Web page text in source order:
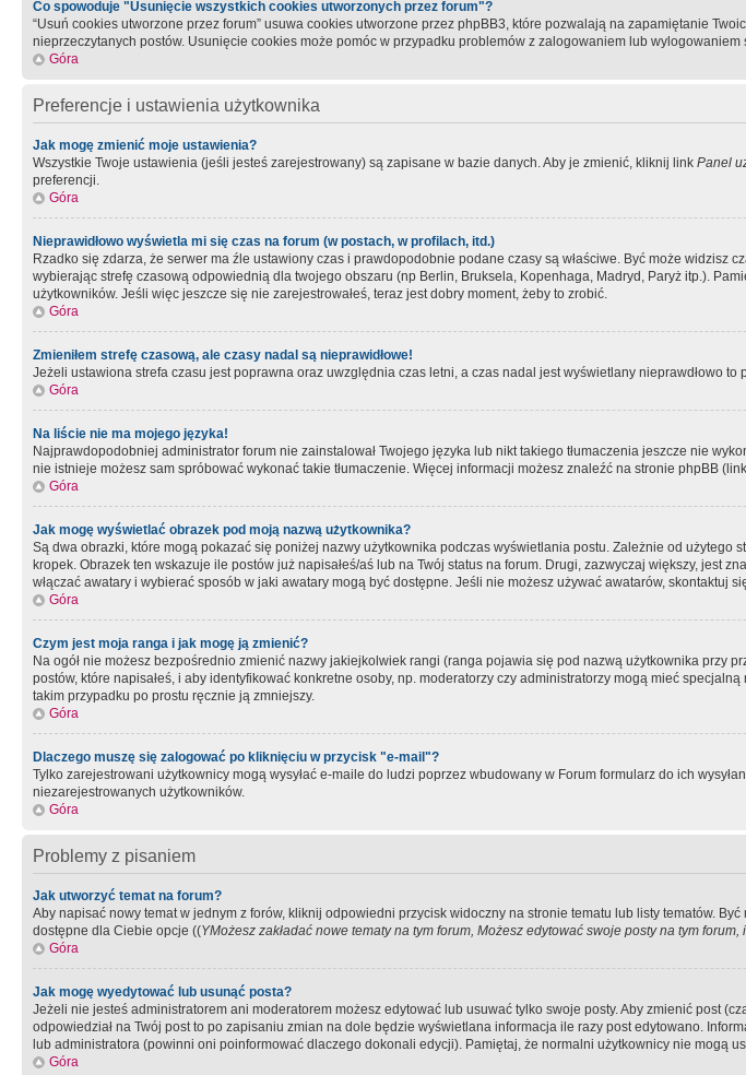
Co spowoduje "Usunięcie wszystkich cookies utworzonych przez forum"?
“Usuń cookies utworzone przez forum” usuwa cookies utworzone przez phpBB3, które pozwalają na zapamiętanie
nieprzeczytanych postów. Usunięcie cookies może pomóc w przypadku problemów z zalogowaniem lub wylogowaniem
Góra
Preferencje i ustawienia użytkownika
Jak mogę zmienić moje ustawienia?
Wszystkie Twoje ustawienia (jeśli jesteś zarejestrowany) są zapisane w bazie danych. Aby je zmienić, kliknij link Panel
preferencji.
Góra
Nieprawidłowo wyświetla mi się czas na forum (w postach, w profilach, itd.)
Rzadko się zdarza, że serwer ma źle ustawiony czas i prawdopodobnie podane czasy są właściwe. Być może
wybierając strefę czasową odpowiednią dla twojego obszaru (np Berlin, Bruksela, Kopenhaga, Madryd, Paryż itp.).
użytkowników. Jeśli więc jeszcze się nie zarejestrowałeś, teraz jest dobry moment, żeby to zrobić.
Góra
Zmieniłem strefę czasową, ale czasy nadal są nieprawidłowe!
Jeżeli ustawiona strefa czasu jest poprawna oraz uwzględnia czas letni, a czas nadal jest wyświetlany nieprawdłowo
Góra
Na liście nie ma mojego języka!
Najprawdopodobniej administrator forum nie zainstalował Twojego języka lub nikt takiego tłumaczenia jeszcze nie
nie istnieje możesz sam spróbować wykonać takie tłumaczenie. Więcej informacji możesz znaleźć na stronie phpBB
Góra
Jak mogę wyświetlać obrazek pod moją nazwą użytkownika?
Są dwa obrazki, które mogą pokazać się poniżej nazwy użytkownika podczas wyświetlania postu. Zależnie od
kropek. Obrazek ten wskazuje ile postów już napisałeś/aś lub na Twój status na forum. Drugi, zazwyczaj większy,
włączać awatary i wybierać sposób w jaki awatary mogą być dostępne. Jeśli nie możesz używać awatarów, skontaktuj
Góra
Czym jest moja ranga i jak mogę ją zmienić?
Na ogół nie możesz bezpośrednio zmienić nazwy jakiejkolwiek rangi (ranga pojawia się pod nazwą użytkownika
postów, które napisałeś, i aby identyfikować konkretne osoby, np. moderatorzy czy administratorzy mogą mieć
takim przypadku po prostu ręcznie ją zmniejszy.
Góra
Dlaczego muszę się zalogować po kliknięciu w przycisk "e-mail"?
Tylko zarejestrowani użytkownicy mogą wysyłać e-maile do ludzi poprzez wbudowany w Forum formularz do ich
niezarejestrowanych użytkowników.
Góra
Problemy z pisaniem
Jak utworzyć temat na forum?
Aby napisać nowy temat w jednym z forów, kliknij odpowiedni przycisk widoczny na stronie tematu lub listy tematów.
dostępne dla Ciebie opcje ((YMożesz zakładać nowe tematy na tym forum, Możesz edytować swoje posty na tym forum,
Góra
Jak mogę wyedytować lub usunąć posta?
Jeżeli nie jesteś administratorem ani moderatorem możesz edytować lub usuwać tylko swoje posty. Aby zmienić post
odpowiedział na Twój post to po zapisaniu zmian na dole będzie wyświetlana informacja ile razy post edytowano.
lub administratora (powinni oni poinformować dlaczego dokonali edycji). Pamiętaj, że normalni użytkownicy nie mogą
Góra